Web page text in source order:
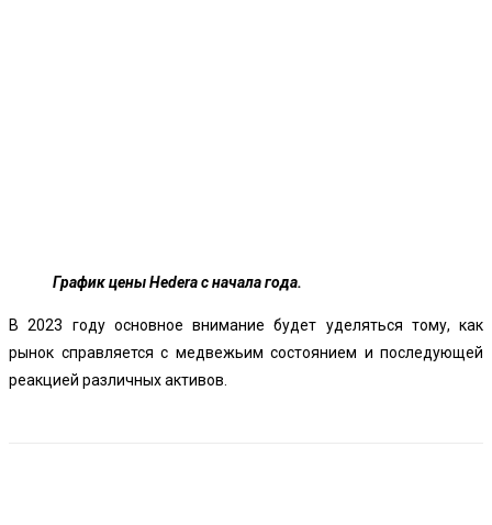
График цены Hedera с начала года.
В 2023 году основное внимание будет уделяться тому, как
рынок справляется с медвежьим состоянием и последующей
реакцией различных активов.